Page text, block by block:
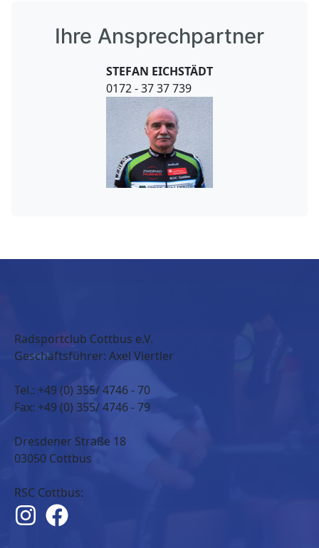
Ihre Ansprechpartner
STEFAN EICHSTÄDT
0172 - 37 37 739
Radsportclub Cottbus e.V.
Geschäftsführer: Axel Viertler
Tel.: +49 (0) 355/ 4746 - 70
Fax: +49 (0) 355/ 4746 - 79
Dresdener Straße 18
03050 Cottbus
RSC Cottbus: